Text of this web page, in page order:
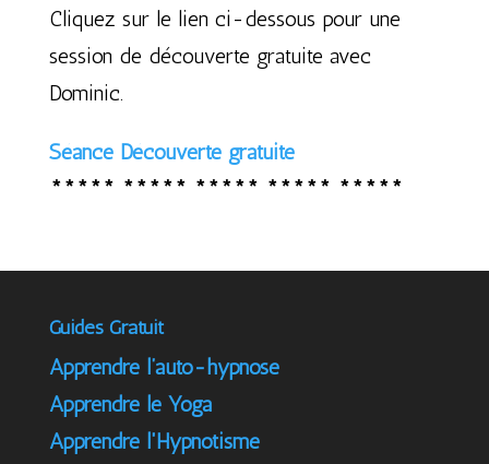
Cliquez sur le lien ci-dessous pour une
session de découverte gratuite avec
Dominic.
Séance Découverte gratuite
***** ***** ***** ***** *****
Guides Gratuit
Apprendre l’auto-hypnose
Apprendre le Yoga
Apprendre l'Hypnotisme